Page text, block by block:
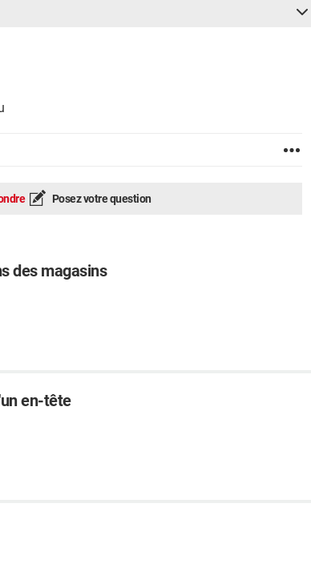
Posez votre question
des magasins
en-tête